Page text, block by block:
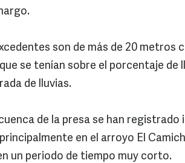
son de más de 20 metros
se tenían sobre el porcentaje de
de lluvias.
de la presa se han
en el arroyo El
un periodo de tiempo muy corto.